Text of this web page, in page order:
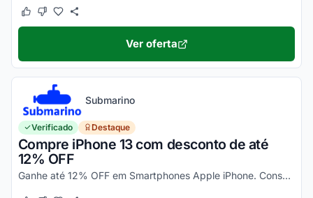
Este cupom funcionou
Este cupom não funcionou
Ver oferta
Submarino
Verificado Destaque
Compre iPhone 13 com desconto de até
12% OFF
Ganhe até 12% OFF em Smartphones Apple iPhone. Consulte ainda condições diferenciadas para pagamento no cartão Submarino. Confira!